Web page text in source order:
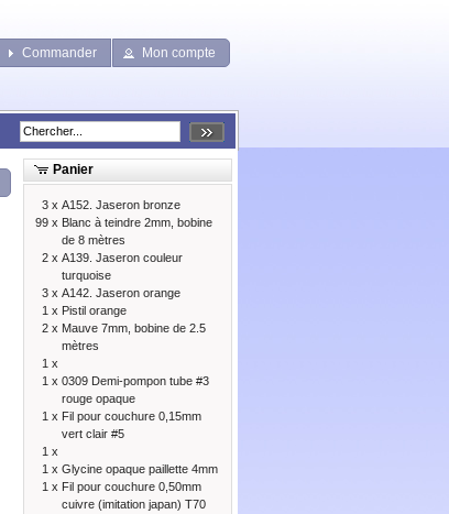
Commander Mon compte
Panier
3 x A152. Jaseron bronze
99 x Blanc à teindre 2mm, bobine
de 8 mètres
2 x A139. Jaseron couleur
turquoise
3 x A142. Jaseron orange
1 x Pistil orange
2 x Mauve 7mm, bobine de 2.5
mètres
1 x
1 x 0309 Demi-pompon tube #3
rouge opaque
1 x Fil pour couchure 0,15mm
vert clair #5
1 x
1 x Glycine opaque paillette 4mm
1 x Fil pour couchure 0,50mm
cuivre (imitation japan) T70